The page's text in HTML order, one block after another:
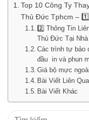
Top 10 Công Ty
Thủ Đức Tphcm –
2️⃣ Thông Tin
Thủ Đức Tại Nhà
Các trình tự bảo
đầu in và phun
Giá bộ mực
Bài Viết Liên
Bài Viết Khác
Tìm